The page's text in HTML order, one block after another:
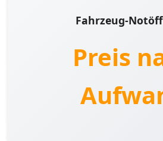
Fahrzeug-
Preis